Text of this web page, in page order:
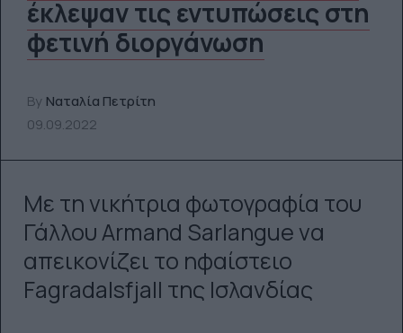
έκλεψαν τις εντυπώσεις στη
φετινή διοργάνωση
By Ναταλία Πετρίτη
09.09.2022
Με τη νικήτρια φωτογραφία του
Γάλλου Armand Sarlangue να
απεικονίζει το ηφαίστειο
Fagradalsfjall της Ισλανδίας